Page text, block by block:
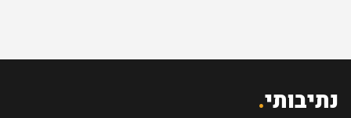
נתיבותי.